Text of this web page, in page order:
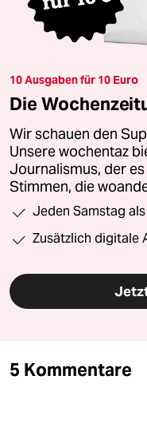
10 Ausgaben für 10 Euro
Die
Wir schauen den
Unsere wochentaz
Journalismus, der
Stimmen, die
Jeden Samstag
Zusätzlich digitale
5 Kommentare